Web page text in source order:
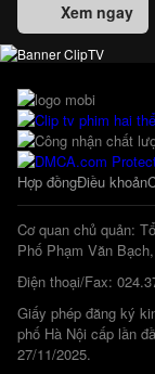
Xem ngay
Hợp đồngĐiều khoản
Cơ quan chủ quản:
Phố Phạm Văn
Điện thoại/Fax:
Giấy phép đăng ký
phố Hà Nội cấp lần
27/11/2025.